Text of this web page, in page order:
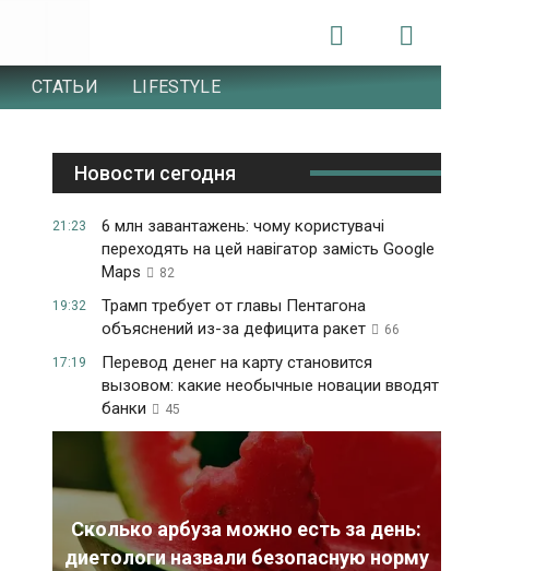
СТАТЬИ LIFESTYLE
Новости сегодня
21:23
6 млн завантажень: чому користувачі
переходять на цей навігатор замість Google
Maps
82
19:32
Трамп требует от главы Пентагона
объяснений из-за дефицита ракет
66
17:19
Перевод денег на карту становится
вызовом: какие необычные новации вводят
банки
45
Сколько арбуза можно есть за день:
диетологи назвали безопасную норму